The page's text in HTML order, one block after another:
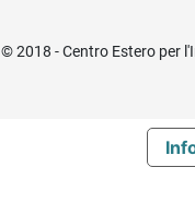
© 2018 - Centro Estero per